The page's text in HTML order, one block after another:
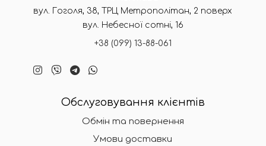
вул. Гоголя, 38, ТРЦ Метрополітан, 2 поверх
вул. Небесної сотні, 16
+38 (099) 13-88-061
Обслуговування клієнтів
Обмін та повернення
Умови доставки